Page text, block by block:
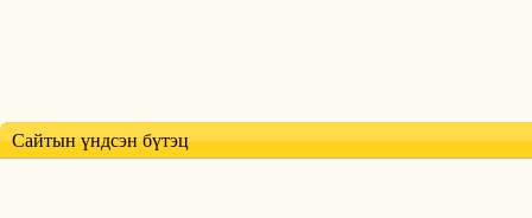
Сайтын үндсэн бүтэц